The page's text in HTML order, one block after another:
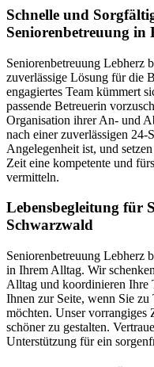
Schnelle und
Seniorenbetreuung
Seniorenbetreuung Lebherz
zuverlässige Lösung für die
engagiertes Team kümmert
passende Betreuerin
Organisation ihrer An- und
nach einer zuverlässigen
Angelegenheit ist, und
Zeit eine kompetente und
vermitteln.
Lebensbegleitung für
Schwarzwald
Seniorenbetreuung Lebherz
in Ihrem Alltag. Wir
Alltag und koordinieren Ihre
Ihnen zur Seite, wenn Sie zu
möchten. Unser vorrangiges
schöner zu gestalten.
Unterstützung für ein